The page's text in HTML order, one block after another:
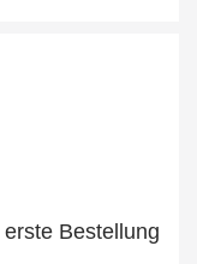
Bestellung